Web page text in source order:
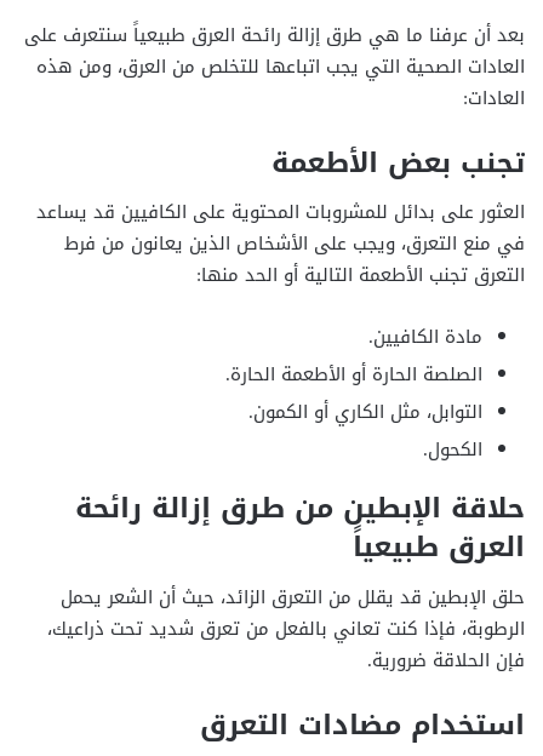
بعد أن عرفنا ما هي طرق إزالة رائحة العرق طبيعياً سنتعرف على
العادات الصحية التي يجب اتباعها للتخلص من العرق، ومن هذه
العادات:
تجنب بعض الأطعمة
العثور على بدائل للمشروبات المحتوية على الكافيين قد يساعد
في منع التعرق، ويجب على الأشخاص الذين يعانون من فرط
التعرق تجنب الأطعمة التالية أو الحد منها:
مادة الكافيين.
الصلصة الحارة أو الأطعمة الحارة.
التوابل، مثل الكاري أو الكمون.
الكحول.
حلاقة الإبطين من طرق إزالة رائحة
العرق طبيعياً
حلق الإبطين قد يقلل من التعرق الزائد، حيث أن الشعر يحمل
الرطوبة، فإذا كنت تعاني بالفعل من تعرق شديد تحت ذراعيك،
فإن الحلاقة ضرورية.
استخدام مضادات التعرق